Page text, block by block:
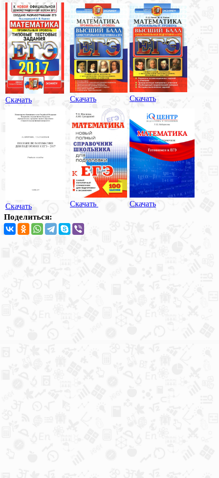
Скачать Скачать Скачать
Скачать Скачать Скачать
Поделиться: